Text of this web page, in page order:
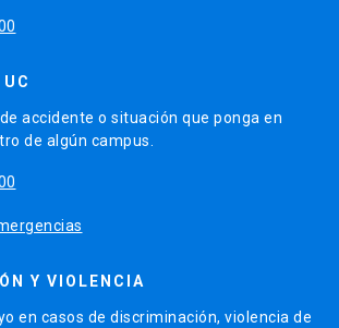
accidente o situación que ponga en
de algún campus.
Y VIOLENCIA
en casos de discriminación, violencia de